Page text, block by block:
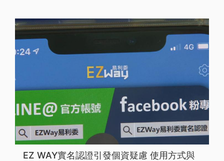
EZ WAY實名認證引發個資疑慮 使用方式與